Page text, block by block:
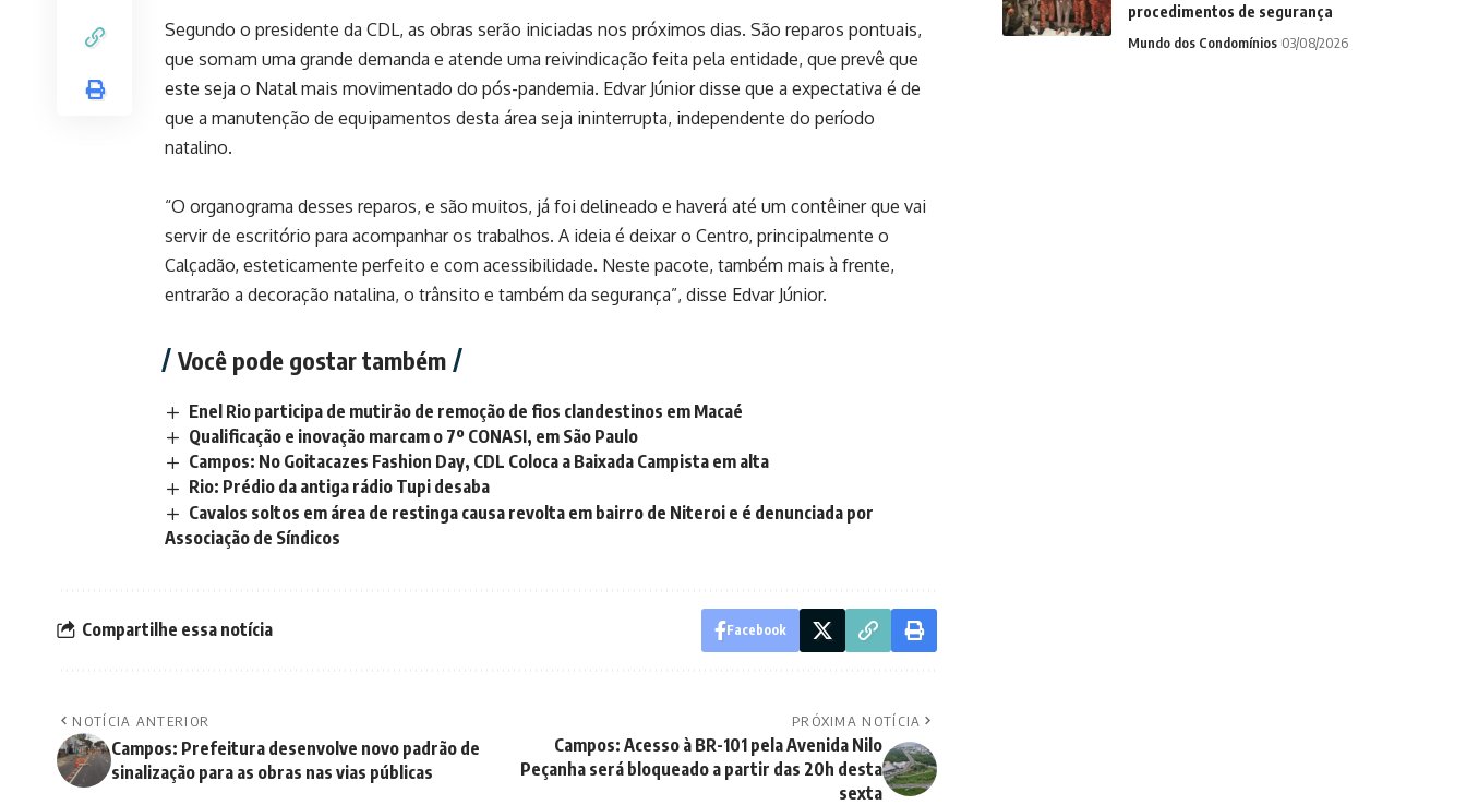
Segundo o presidente da CDL, as obras serão iniciadas nos próximos dias. São reparos pontuais,
que somam uma grande demanda e atende uma reivindicação feita pela entidade, que prevê que
este seja o Natal mais movimentado do pós-pandemia. Edvar Júnior disse que a expectativa é de
que a manutenção de equipamentos desta área seja ininterrupta, independente do período
natalino.
“O organograma desses reparos, e são muitos, já foi delineado e haverá até um contêiner que vai
servir de escritório para acompanhar os trabalhos. A ideia é deixar o Centro, principalmente o
Calçadão, esteticamente perfeito e com acessibilidade. Neste pacote, também mais à frente,
entrarão a decoração natalina, o trânsito e também da segurança”, disse Edvar Júnior.
Você pode gostar também
Enel Rio participa de mutirão de remoção de fios clandestinos em Macaé
Qualificação e inovação marcam o 7º CONASI, em São Paulo
Campos: No Goitacazes Fashion Day, CDL Coloca a Baixada Campista em alta
Rio: Prédio da antiga rádio Tupi desaba
Cavalos soltos em área de restinga causa revolta em bairro de Niteroi e é denunciada por
Associação de Síndicos
Compartilhe essa notícia Facebook
NOTÍCIA ANTERIOR
Campos: Prefeitura desenvolve novo padrão de
sinalização para as obras nas vias públicas
PRÓXIMA NOTÍCIA
Campos: Acesso à BR-101 pela Avenida Nilo
Peçanha será bloqueado a partir das 20h desta
sexta
procedimentos de segurança
Mundo dos Condomínios 03/08/2026